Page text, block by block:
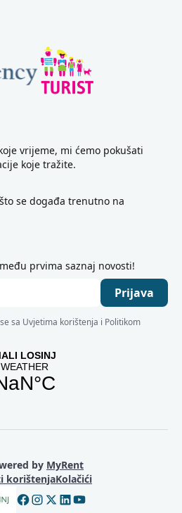
vrijeme, mi ćemo pokušati
koje tražite.
se događa trenutno na
prvima saznaj novosti!
Prijava
sa Uvjetima korištenja i Politikom
by MyRent
korištenjaKolačići